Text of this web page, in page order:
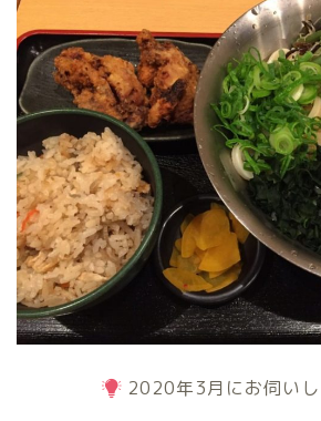
2020年3月にお伺いし